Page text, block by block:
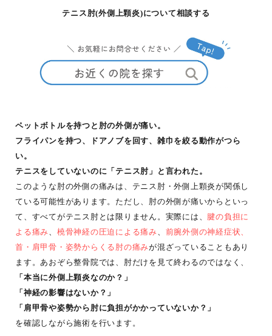
テニス肘(外側上顆炎)について相談する
ペットボトルを持つと肘の外側が痛い。
フライパンを持つ、ドアノブを回す、雑巾を絞る動作がつら
い。
テニスをしていないのに「テニス肘」と言われた。
このような肘の外側の痛みは、テニス肘・外側上顆炎が関係し
ている可能性があります。ただし、肘の外側が痛いからといっ
て、すべてがテニス肘とは限りません。実際には、
腱の負担に
よる痛み、 橈骨神経の圧迫による痛み、 前腕外側の神経症状、
首・肩甲骨・姿勢からくる肘の痛みが混ざっていることもあり
ます。あおぞら整骨院では、肘だけを見て終わるのではなく、
「本当に外側上顆炎なのか？」
「神経の影響はないか？」
「肩甲骨や姿勢から肘に負担がかかっていないか？」
を確認しながら施術を行います。